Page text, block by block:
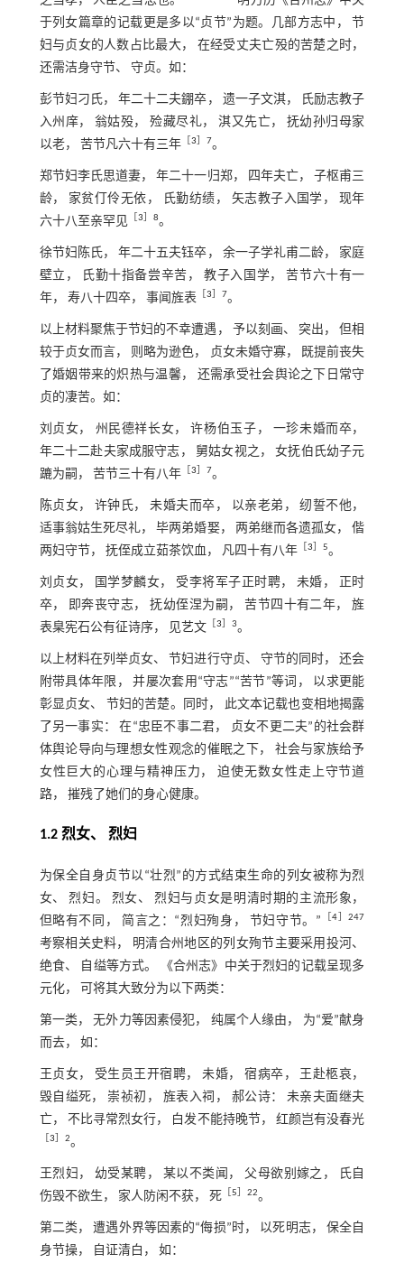
于列女篇章的记载更是多以“贞节”为题。几部方志中， 节
妇与贞女的人数占比最大， 在经受丈夫亡殁的苦楚之时，
还需洁身守节、 守贞。如：
彭节妇刁氏， 年二十二夫錋卒， 遗一子文淇， 氏励志教子
入州庠， 翁姑殁， 殓藏尽礼， 淇又先亡， 抚幼孙归母家
以老， 苦节凡六十有三年
3 ］7。
郑节妇李氏思道妻， 年二十一归郑， 四年夫亡， 子枢甫三
龄， 家贫仃伶无依， 氏勤纺绩， 矢志教子入国学， 现年
六十八至亲罕见
3 ］8。
徐节妇陈氏， 年二十五夫钰卒， 余一子学礼甫二龄， 家庭
壁立， 氏勤十指备尝辛苦， 教子入国学， 苦节六十有一
年， 寿八十四卒， 事闻旌表
3 ］7。
以上材料聚焦于节妇的不幸遭遇， 予以刻画、 突出， 但相
较于贞女而言， 则略为逊色， 贞女未婚守寡， 既提前丧失
了婚姻带来的炽热与温馨， 还需承受社会舆论之下日常守
贞的凄苦。如：
刘贞女， 州民德祥长女， 许杨伯玉子， 一珍未婚而卒，
年二十二赴夫家成服守志， 舅姑女视之， 女抚伯氏幼子元
蹗为嗣， 苦节三十有八年
3 ］7。
陈贞女， 许钟氏， 未婚夫而卒， 以亲老弟， 纫誓不他，
适事翁姑生死尽礼， 毕两弟婚娶， 两弟继而各遗孤女， 偕
两妇守节， 抚侄成立茹茶饮血， 凡四十有八年
3 ］5。
刘贞女， 国学梦麟女， 受李将军子正时聘， 未婚， 正时
卒， 即奔丧守志， 抚幼侄涅为嗣， 苦节四十有二年， 旌
表臬宪石公有征诗序， 见艺文［ 3 ］3。
以上材料在列举贞女、 节妇进行守贞、 守节的同时， 还会
附带具体年限， 并屡次套用“守志”“苦节”等词， 以求更能
彰显贞女、 节妇的苦楚。同时， 此文本记载也变相地揭露
了另一事实： 在“忠臣不事二君， 贞女不更二夫”的社会群
体舆论导向与理想女性观念的催眠之下， 社会与家族给予
女性巨大的心理与精神压力， 迫使无数女性走上守节道
路， 摧残了她们的身心健康。
1.2 烈女、 烈妇
为保全自身贞节以“壮烈”的方式结束生命的列女被称为烈
女、 烈妇。 烈女、 烈妇与贞女是明清时期的主流形象，
但略有不同， 简言之：“烈妇殉身， 节妇守节。” ［4 ］247
考察相关史料， 明清合州地区的列女殉节主要采用投河、
绝食、 自缢等方式。 《合州志》中关于烈妇的记载呈现多
元化， 可将其大致分为以下两类：
第一类， 无外力等因素侵犯， 纯属个人缘由， 为“爱”献身
而去， 如：
王贞女， 受生员王开宿聘， 未婚， 宿病卒， 王赴柩哀，
毁自缢死， 崇祯初， 旌表入祠， 郝公诗： 未亲夫面继夫
亡， 不比寻常烈女行， 白发不能持晚节， 红颜岂有没春光
3 ］2。
王烈妇， 幼受某聘， 某以不类闻， 父母欲别嫁之， 氏自
伤毁不欲生， 家人防闲不获， 死［ 5 ］22。
第二类， 遭遇外界等因素的“侮损”时， 以死明志， 保全自
身节操， 自证清白， 如：